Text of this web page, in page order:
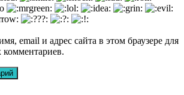
email и адрес сайта в этом браузере для